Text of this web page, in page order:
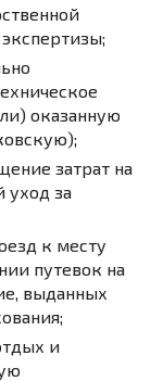
оказанную
затрат на
уход за
к месту
путевок на
выданных
и